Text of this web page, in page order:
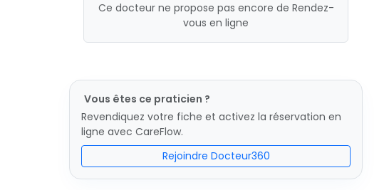
Ce docteur ne propose pas encore de Rendez-
vous en ligne
Vous êtes ce praticien ?
Revendiquez votre fiche et activez la réservation en
ligne avec CareFlow.
Rejoindre Docteur360